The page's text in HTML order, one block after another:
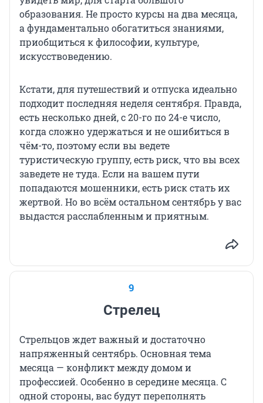
образования. Не просто курсы на два месяца,
а фундаментально обогатиться знаниями,
приобщиться к философии, культуре,
искусствоведению.
Кстати, для путешествий и отпуска идеально
подходит последняя неделя сентября. Правда,
есть несколько дней, с 20-го по 24-е число,
когда сложно удержаться и не ошибиться в
чём-то, поэтому если вы ведете
туристическую группу, есть риск, что вы всех
заведете не туда. Если на вашем пути
попадаются мошенники, есть риск стать их
жертвой. Но во всём остальном сентябрь у вас
выдастся расслабленным и приятным.
9
Стрелец
Стрельцов ждет важный и достаточно
напряженный сентябрь. Основная тема
месяца — конфликт между домом и
профессией. Особенно в середине месяца. С
одной стороны, вас будут переполнять